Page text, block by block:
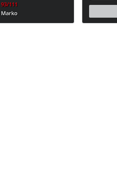
93/111
Marko